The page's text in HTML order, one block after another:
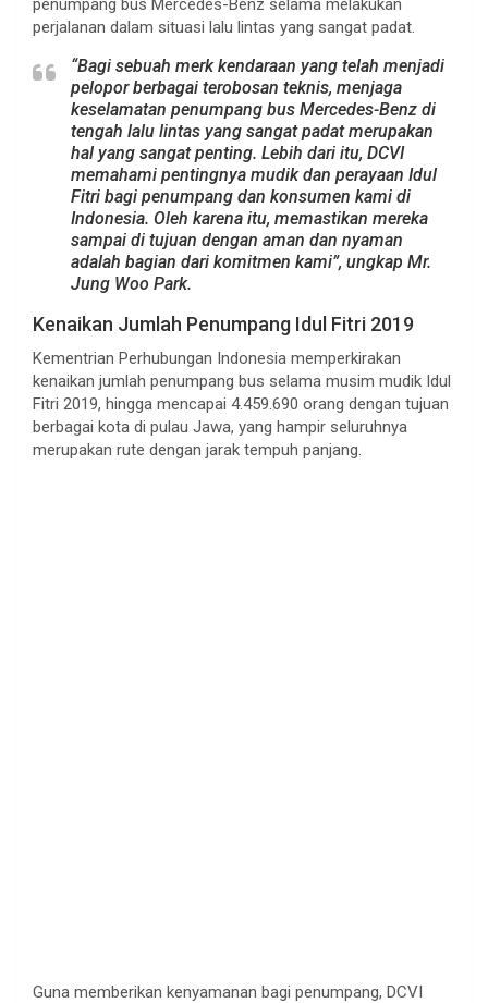
penumpang bus Mercedes-Benz selama melakukan
perjalanan dalam situasi lalu lintas yang sangat padat.
“Bagi sebuah merk kendaraan yang telah menjadi
pelopor berbagai terobosan teknis, menjaga
keselamatan penumpang bus Mercedes-Benz di
tengah lalu lintas yang sangat padat merupakan
hal yang sangat penting. Lebih dari itu, DCVI
memahami pentingnya mudik dan perayaan Idul
Fitri bagi penumpang dan konsumen kami di
Indonesia. Oleh karena itu, memastikan mereka
sampai di tujuan dengan aman dan nyaman
adalah bagian dari komitmen kami”, ungkap Mr.
Jung Woo Park.
Kenaikan Jumlah Penumpang Idul Fitri 2019
Kementrian Perhubungan Indonesia memperkirakan
kenaikan jumlah penumpang bus selama musim mudik Idul
Fitri 2019, hingga mencapai 4.459.690 orang dengan tujuan
berbagai kota di pulau Jawa, yang hampir seluruhnya
merupakan rute dengan jarak tempuh panjang.
Guna memberikan kenyamanan bagi penumpang, DCVI